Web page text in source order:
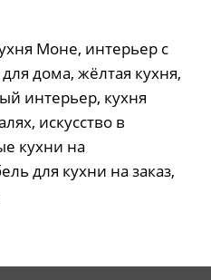
Моне, интерьер с
дома, жёлтая кухня,
интерьер, кухня
искусство в
кухни на
для кухни на заказ,